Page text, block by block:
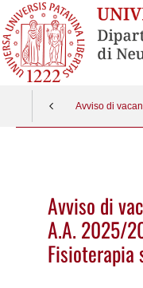
Avviso di
Avviso di
A.A. 2025/
Fisioterapia